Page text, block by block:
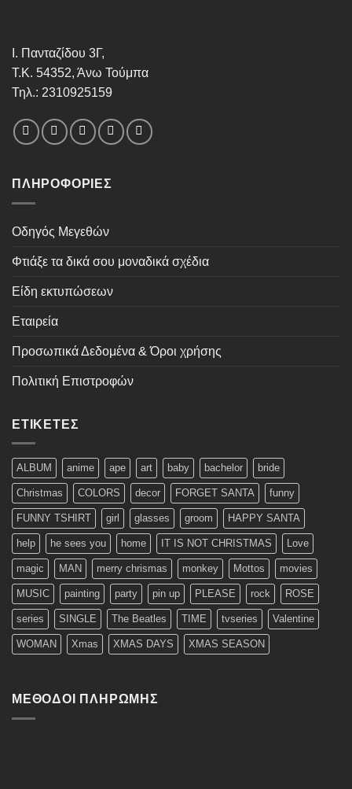
Ι. Πανταζίδου 3Γ,
Τ.Κ. 54352, Άνω Τούμπα
Τηλ.: 2310925159
ΠΛΗΡΟΦΟΡΊΕΣ
Οδηγός Μεγεθών
Φτιάξε τα δικά σου μοναδικά σχέδια
Είδη εκτυπώσεων
Εταιρεία
Προσωπικά Δεδομένα & Όροι χρήσης
Πολιτική Επιστροφών
ΕΤΙΚΈΤΕΣ
ALBUM anime ape art baby bachelor bride
Christmas COLORS decor FORGET SANTA funny
FUNNY TSHIRT girl glasses groom HAPPY SANTA
help he sees you home IT IS NOT CHRISTMAS Love
magic MAN merry chrismas monkey Mottos movies
MUSIC painting party pin up PLEASE rock ROSE
series SINGLE The Beatles TIME tvseries Valentine
WOMAN Xmas XMAS DAYS XMAS SEASON
ΜΈΘΟΔΟΙ ΠΛΗΡΩΜΉΣ